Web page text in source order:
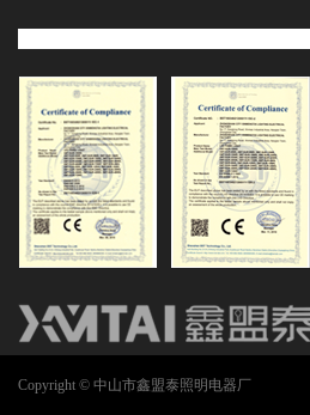
Copyright © 中山市鑫盟泰照明电器厂